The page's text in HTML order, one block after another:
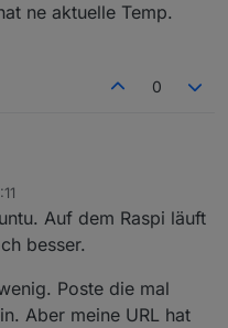
ne aktuelle Temp.
0
OS Wayland. Raspi läuft
und ruft die Vis direkt im
Servers im Chromium auf.
hat ne aktuelle Temp.
Auf dem Raspi läuft
besser.
Poste die mal
Aber meine URL hat